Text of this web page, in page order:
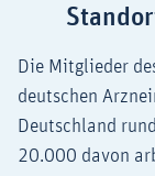
Die Mitglieder
deutschen
Deutschland
20.000 davon